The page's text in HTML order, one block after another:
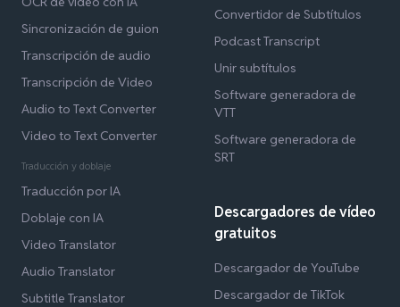
Sincronización de guion
Transcripción de audio
Transcripción de Video
Audio to Text Converter
Video to Text Converter
Traducción y doblaje
Traducción por IA
Doblaje con IA
Video Translator
Audio Translator
Subtitle Translator
Convertidor de Subtítulos
Podcast Transcript
Unir subtítulos
Software generadora de
VTT
Software generadora de
SRT
Descargadores de vídeo
gratuitos
Descargador de YouTube
Descargador de TikTok